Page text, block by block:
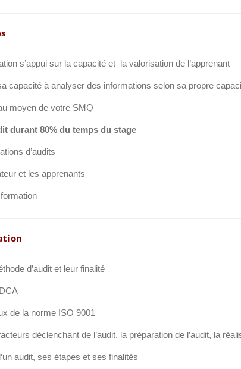
s’appui sur la capacité et la valorisation de l’apprenant
capacité à analyser des informations selon sa propre
moyen de votre SMQ
durant 80% du temps du stage
d’audits
et les apprenants
d’audit et leur finalité
de la norme ISO 9001
déclenchant de l’audit, la préparation de l’audit, la
audit, ses étapes et ses finalités